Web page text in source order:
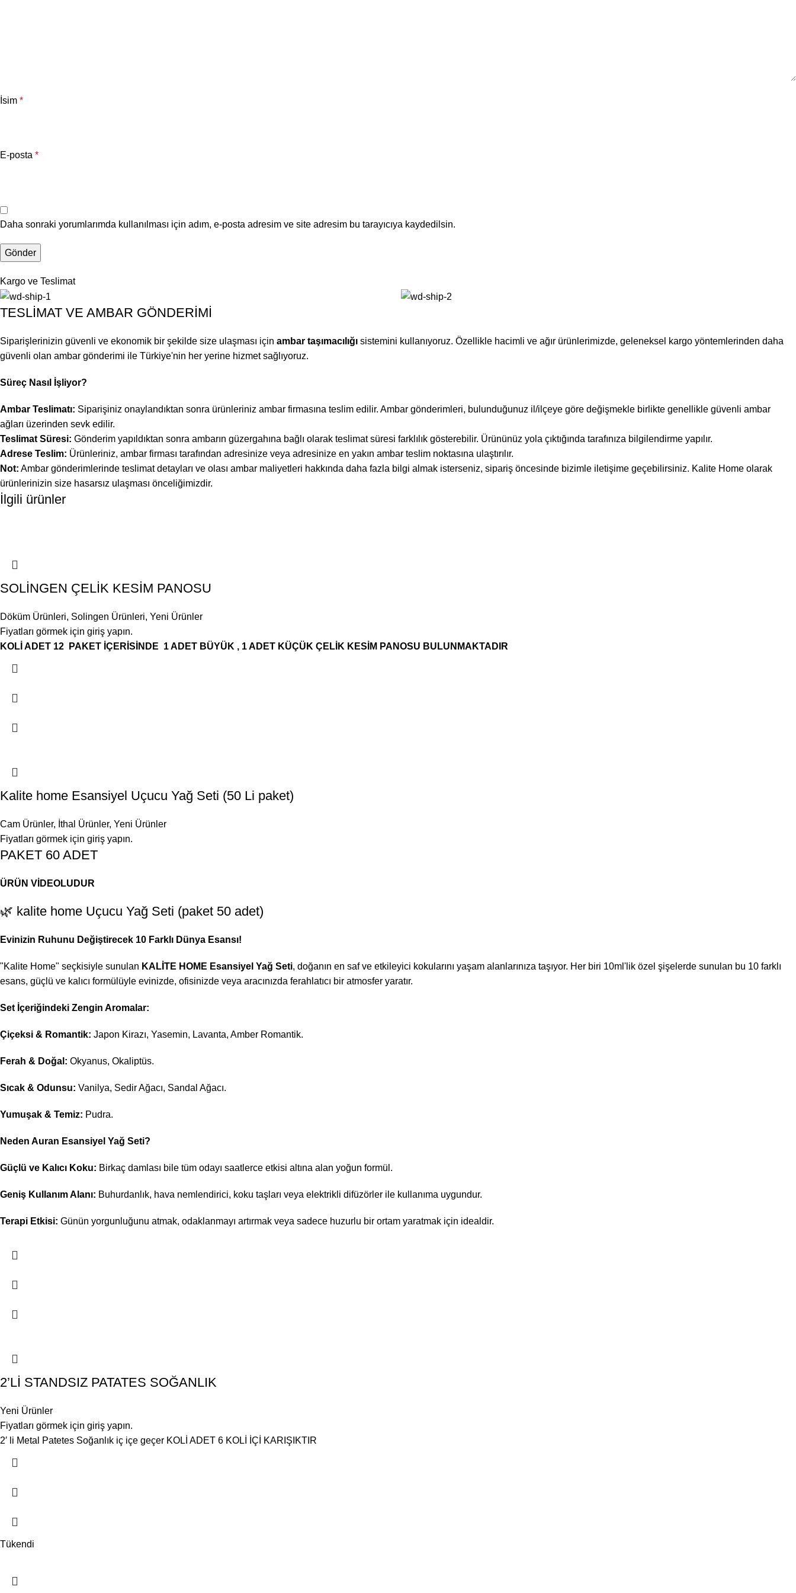
İsim *
E-posta *
Daha sonraki yorumlarımda kullanılması için adım, e-posta adresim ve site adresim bu tarayıcıya kaydedilsin.
Kargo ve Teslimat
TESLİMAT VE AMBAR GÖNDERİMİ
Siparişlerinizin güvenli ve ekonomik bir şekilde size ulaşması için ambar taşımacılığı sistemini kullanıyoruz. Özellikle hacimli ve ağır ürünlerimizde, geleneksel kargo yöntemlerinden daha
güvenli olan ambar gönderimi ile Türkiye'nin her yerine hizmet sağlıyoruz.
Süreç Nasıl İşliyor?
Ambar Teslimatı: Siparişiniz onaylandıktan sonra ürünleriniz ambar firmasına teslim edilir. Ambar gönderimleri, bulunduğunuz il/ilçeye göre değişmekle birlikte genellikle güvenli ambar
ağları üzerinden sevk edilir.
Teslimat Süresi: Gönderim yapıldıktan sonra ambarın güzergahına bağlı olarak teslimat süresi farklılık gösterebilir. Ürününüz yola çıktığında tarafınıza bilgilendirme yapılır.
Adrese Teslim: Ürünleriniz, ambar firması tarafından adresinize veya adresinize en yakın ambar teslim noktasına ulaştırılır.
Not: Ambar gönderimlerinde teslimat detayları ve olası ambar maliyetleri hakkında daha fazla bilgi almak isterseniz, sipariş öncesinde bizimle iletişime geçebilirsiniz. Kalite Home olarak
ürünlerinizin size hasarsız ulaşması önceliğimizdir.
İlgili ürünler
SOLİNGEN ÇELİK KESİM PANOSU
Döküm Ürünleri, Solingen Ürünleri, Yeni Ürünler
Fiyatları görmek için giriş yapın.
KOLİ ADET 12
PAKET İÇERİSİNDE 1 ADET BÜYÜK , 1 ADET KÜÇÜK ÇELİK KESİM PANOSU BULUNMAKTADIR
Kalite home Esansiyel Uçucu Yağ Seti (50 Li paket)
Cam Ürünler, İthal Ürünler, Yeni Ürünler
Fiyatları görmek için giriş yapın.
PAKET 60 ADET
ÜRÜN VİDEOLUDUR
🌿 kalite home Uçucu Yağ Seti (paket 50 adet)
Evinizin Ruhunu Değiştirecek 10 Farklı Dünya Esansı!
"Kalite Home" seçkisiyle sunulan KALİTE HOME Esansiyel Yağ Seti, doğanın en saf ve etkileyici kokularını yaşam alanlarınıza taşıyor. Her biri 10ml'lik özel şişelerde sunulan bu 10 farklı
esans, güçlü ve kalıcı formülüyle evinizde, ofisinizde veya aracınızda ferahlatıcı bir atmosfer yaratır.
Set İçeriğindeki Zengin Aromalar:
Çiçeksi & Romantik: Japon Kirazı, Yasemin, Lavanta, Amber Romantik.
Ferah & Doğal: Okyanus, Okaliptüs.
Sıcak & Odunsu: Vanilya, Sedir Ağacı, Sandal Ağacı.
Yumuşak & Temiz: Pudra.
Neden Auran Esansiyel Yağ Seti?
Güçlü ve Kalıcı Koku: Birkaç damlası bile tüm odayı saatlerce etkisi altına alan yoğun formül.
Geniş Kullanım Alanı: Buhurdanlık, hava nemlendirici, koku taşları veya elektrikli difüzörler ile kullanıma uygundur.
Terapi Etkisi: Günün yorgunluğunu atmak, odaklanmayı artırmak veya sadece huzurlu bir ortam yaratmak için idealdir.
2’Lİ STANDSIZ PATATES SOĞANLIK
Yeni Ürünler
Fiyatları görmek için giriş yapın.
2′ li Metal Patetes Soğanlık iç içe geçer KOLİ ADET 6 KOLİ İÇİ KARIŞIKTIR
Tükendi